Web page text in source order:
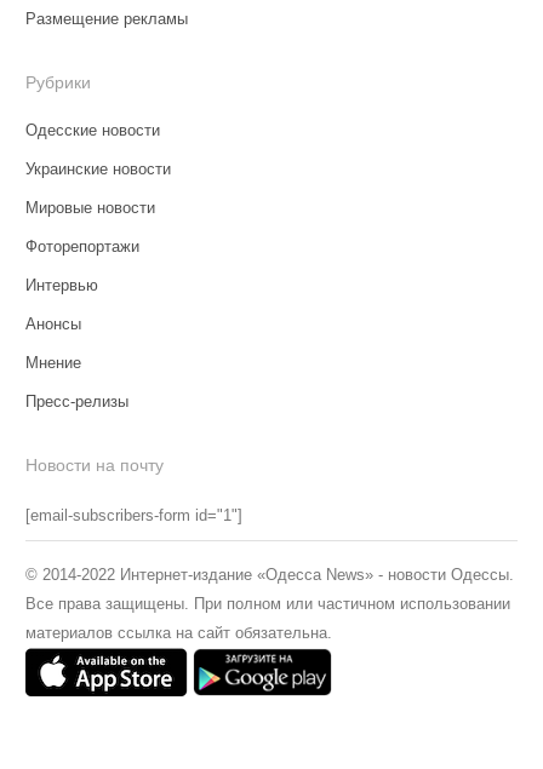
Размещение рекламы
Рубрики
Одесские новости
Украинские новости
Мировые новости
Фоторепортажи
Интервью
Анонсы
Мнение
Пресс-релизы
Новости на почту
[email-subscribers-form id="1"]
© 2014-2022 Интернет-издание «Одесса News» - новости Одессы.
Все права защищены. При полном или частичном использовании
материалов ссылка на сайт обязательна.